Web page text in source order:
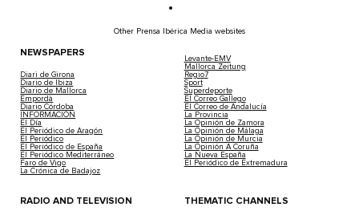
Other Prensa Ibérica Media websites
NEWSPAPERS
Diari de Girona
Diario de Ibiza
Diario de Mallorca
Empordà
Diario Córdoba
INFORMACIÓN
El Día
El Periódico de Aragón
El Periódico
El Periódico de España
El Periódico Mediterráneo
Faro de Vigo
La Crónica de Badajoz
Levante-EMV
Mallorca Zeitung
Regio7
Sport
Superdeporte
El Correo Gallego
El Correo de Andalucía
La Provincia
La Opinión de Zamora
La Opinión de Málaga
La Opinión de Murcia
La Opinión A Coruña
La Nueva España
El Periódico de Extremadura
RADIO AND TELEVISION THEMATIC CHANNELS